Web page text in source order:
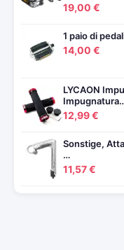
19,00 €
1 paio di
14,00 €
LYCAON
12,99 €
Sonstige,
…
11,57 €